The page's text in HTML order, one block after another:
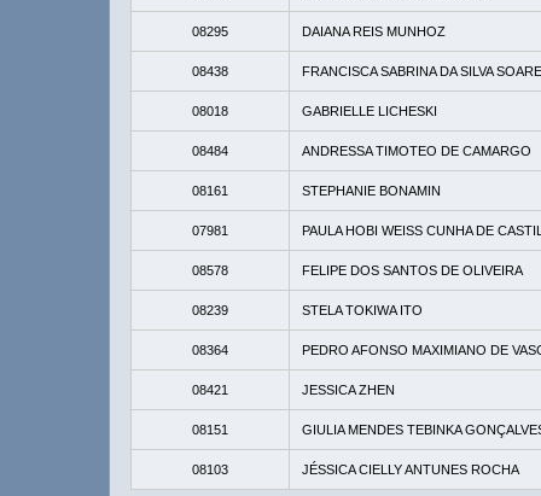
08295 DAIANA REIS MUNHOZ
08438 FRANCISCA SABRINA DA SILVA
08018 GABRIELLE LICHESKI
08484 ANDRESSA TIMOTEO DE CAMARGO
08161 STEPHANIE BONAMIN
07981 PAULA HOBI WEISS CUNHA DE
08578 FELIPE DOS SANTOS DE OLIVEIRA
08239 STELA TOKIWA ITO
08364 PEDRO AFONSO MAXIMIANO DE
08421 JESSICA ZHEN
08151 GIULIA MENDES TEBINKA
08103 JÉSSICA CIELLY ANTUNES ROCHA